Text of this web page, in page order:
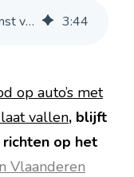
Uitdagingen voor de toekomst van elektrisch laden in Vlaanderen 3:44
op auto’s met
vallen, blijft
op het
Vlaanderen